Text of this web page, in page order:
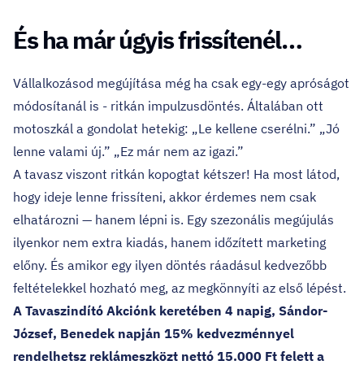
És ha már úgyis frissítenél…
Vállalkozásod megújítása még ha csak egy-egy apróságot
módosítanál is - ritkán impulzusdöntés. Általában ott
motoszkál a gondolat hetekig: „Le kellene cserélni.” „Jó
lenne valami új.” „Ez már nem az igazi.”
A tavasz viszont ritkán kopogtat kétszer! Ha most látod,
hogy ideje lenne frissíteni, akkor érdemes nem csak
elhatározni — hanem lépni is. Egy szezonális megújulás
ilyenkor nem extra kiadás, hanem időzített marketing
előny. És amikor egy ilyen döntés ráadásul kedvezőbb
feltételekkel hozható meg, az megkönnyíti az első lépést.
A Tavaszindító Akciónk keretében 4 napig, Sándor-
József, Benedek napján 15% kedvezménnyel
rendelhetsz reklámeszközt nettó 15.000 Ft felett a